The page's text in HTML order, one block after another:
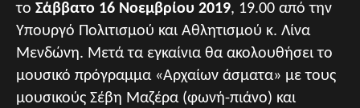
το Σάββατο 16 Νοεμβρίου 2019, 19.00 από την
Υπουργό Πολιτισμού και Αθλητισμού κ. Λίνα
Μενδώνη. Μετά τα εγκαίνια θα ακολουθήσει το
μουσικό πρόγραμμα «Αρχαίων άσματα» με τους
μουσικούς Σέβη Μαζέρα (φωνή-πιάνο) και